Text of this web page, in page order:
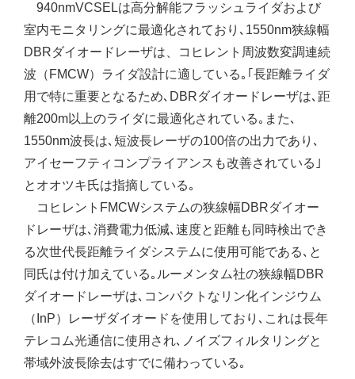
940nmVCSELは高分解能フラッシュライダおよび
室内モニタリングに最適化されており､1550nm狭線幅
DBRダイオードレーザは、コヒレント周波数変調連続
波（FMCW）ライダ設計に適している｡｢長距離ライダ
用で特に重要となるため､DBRダイオードレーザは､距
離200m以上のライダに最適化されている｡また､
1550nm波長は､短波長レーザの100倍の出力であり､
アイセーフティコンプライアンスも改善されている｣
とオオツキ氏は指摘している｡
コヒレントFMCWシステムの狭線幅DBRダイオー
ドレーザは､消費電力低減､速度と距離も同時検出でき
る次世代長距離ライダシステムに使用可能である､と
同氏は付け加えている｡ルーメンタム社の狭線幅DBR
ダイオードレーザは､コンパクトなリン化インジウム
（InP）レーザダイオードを使用しており､これは長年
テレコム光通信に使用され､ノイズフィルタリングと
帯域外波長除去はすでに備わっている｡